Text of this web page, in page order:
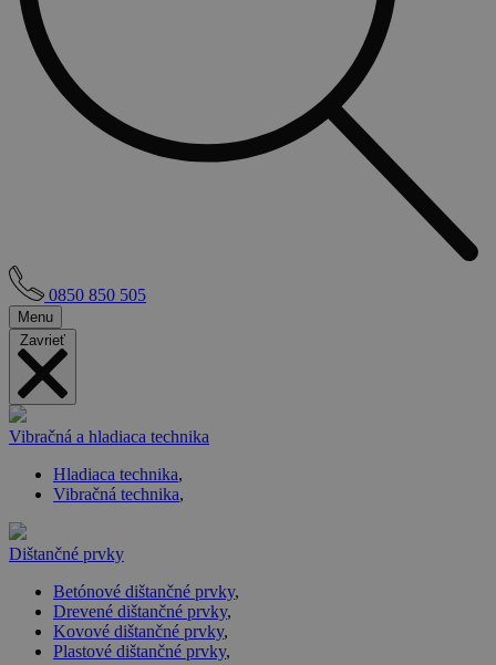
0850 850 505
Menu
Vibračná a hladiaca technika
Hladiaca technika,
Vibračná technika,
Dištančné prvky
Betónové dištančné prvky,
Drevené dištančné prvky,
Kovové dištančné prvky,
Plastové dištančné prvky,